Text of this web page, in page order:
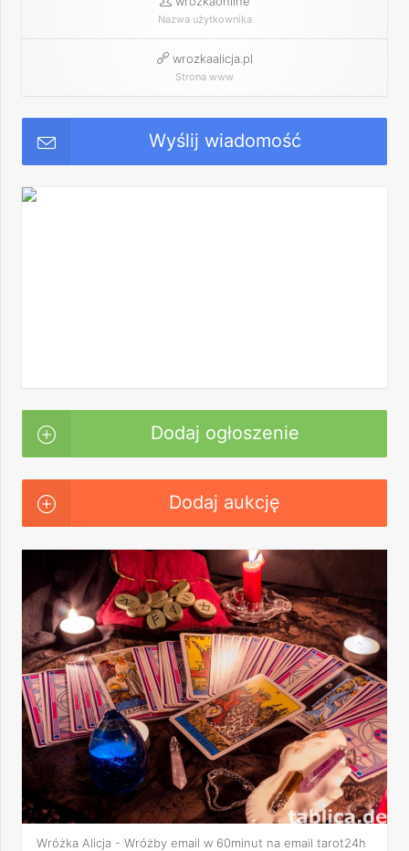
Nazwa użytkownika
wrozkaalicja.pl
Strona www
Wyślij wiadomość
Dodaj ogłoszenie
Dodaj aukcję
Wróżka Alicja - Wróżby email w 60minut na email tarot24h